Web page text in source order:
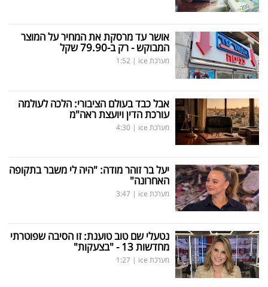
אושר עד מרסקת את המחיר על המוצר
המבוקש - רק ב-79.90 שקל
מערכת ice |
1:52
אבל כבד בעולם הציבורי: הלכה לעולמה
עורכת הדין ויועצת ראה"מ
מערכת ice |
4:30
יעל בר זוהר מודה: "היה לי משבר בתקופה
האחרונה"
מערכת ice |
3:47
נטעלי שם טוב טוענת: זו הסיבה שפוטרתי
מחדשות 13 - "בצעקות"
מערכת ice |
1:27